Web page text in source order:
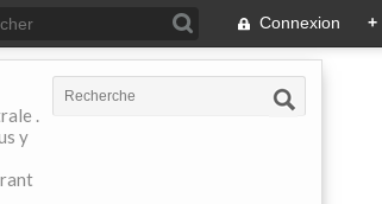
Connexion +
.
y